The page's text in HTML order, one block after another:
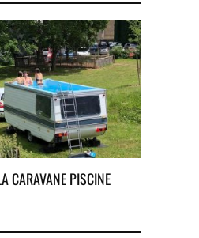
CARAVANE PISCINE